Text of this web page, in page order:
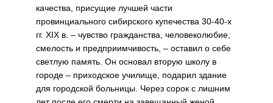
качества, присущие лучшей части
провинциального сибирского ку­печества 30-40-х
гг. XIX в. – чув­ство гражданства, человеколюбие,
смелость и предприимчивость, – оставил о себе
светлую память. Он основал вторую школу в
горо­де – приходское училище, подарил здание
для городской больницы. Через сорок с лишним